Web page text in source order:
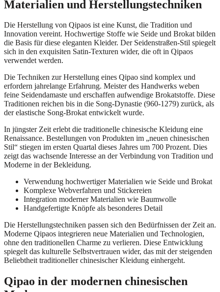
Materialien und Herstellungstechniken
Die Herstellung von Qipaos ist eine Kunst, die Tradition und
Innovation vereint. Hochwertige Stoffe wie Seide und Brokat bilden
die Basis für diese eleganten Kleider. Der Seidenstraßen-Stil spiegelt
sich in den exquisiten Satin-Texturen wider, die oft in Qipaos
verwendet werden.
Die Techniken zur Herstellung eines Qipao sind komplex und
erfordern jahrelange Erfahrung. Meister des Handwerks weben
feine Seidendamaste und erschaffen aufwendige Brokatstoffe. Diese
Traditionen reichen bis in die Song-Dynastie (960-1279) zurück, als
der elastische Song-Brokat entwickelt wurde.
In jüngster Zeit erlebt die traditionelle chinesische Kleidung eine
Renaissance. Bestellungen von Produkten im „neuen chinesischen
Stil“ stiegen im ersten Quartal dieses Jahres um 700 Prozent. Dies
zeigt das wachsende Interesse an der Verbindung von Tradition und
Moderne in der Bekleidung.
Verwendung hochwertiger Materialien wie Seide und Brokat
Komplexe Webverfahren und Stickereien
Integration moderner Materialien wie Baumwolle
Handgefertigte Knöpfe als besonderes Detail
Die Herstellungstechniken passen sich den Bedürfnissen der Zeit an.
Moderne Qipaos integrieren neue Materialien und Technologien,
ohne den traditionellen Charme zu verlieren. Diese Entwicklung
spiegelt das kulturelle Selbstvertrauen wider, das mit der steigenden
Beliebtheit traditioneller chinesischer Kleidung einhergeht.
Qipao in der modernen chinesischen